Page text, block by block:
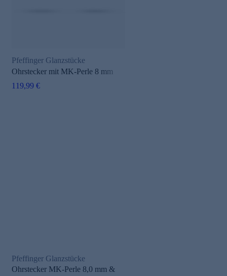
Pfeffinger Glanzstücke
Ohrstecker mit MK-Perle 8 mm
119,99 €
Pfeffinger Glanzstücke
Ohrstecker MK-Perle 8,0 mm &